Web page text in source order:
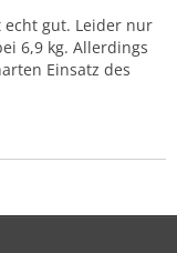
gut. Leider nur
6,9 kg. Allerdings
Einsatz des